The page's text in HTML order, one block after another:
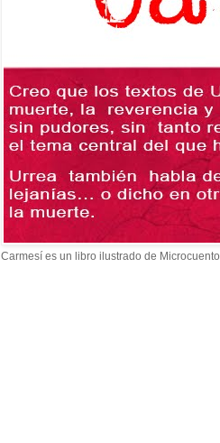
Carmesí es un libro ilustrado de